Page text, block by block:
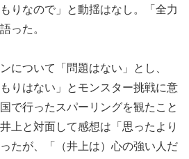
りなので」と動揺はなし。「全力
った。
について「問題はない」とし、
りはない」とモンスター挑戦に意
で行ったスパーリングを観たこと
上と対面して感想は「思ったより
たが、「（井上は）心の強い人だ